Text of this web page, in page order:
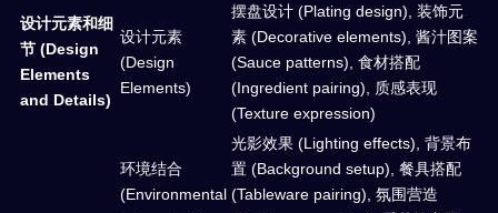
设计元素和细
节 (Design
Elements
and Details)
设计元素
(Design
Elements)
摆盘设计 (Plating design), 装饰元
素 (Decorative elements), 酱汁图案
(Sauce patterns), 食材搭配
(Ingredient pairing), 质感表现
(Texture expression)
环境结合
(Environmental
光影效果 (Lighting effects), 背景布
置 (Background setup), 餐具搭配
(Tableware pairing), 氛围营造